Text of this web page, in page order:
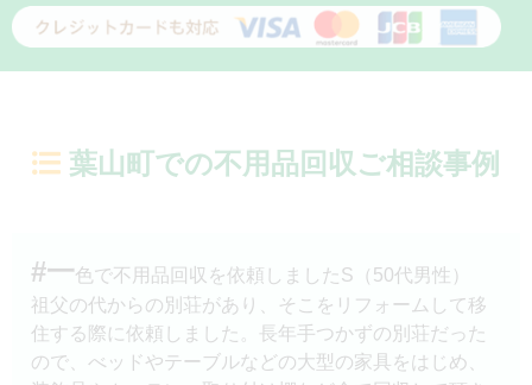
葉山町での不用品回収ご相談事例
#一色で不用品回収を依頼しましたS（50代男性）
祖父の代からの別荘があり、そこをリフォームして移
住する際に依頼しました。長年手つかずの別荘だった
ので、べッドやテーブルなどの大型の家具をはじめ、